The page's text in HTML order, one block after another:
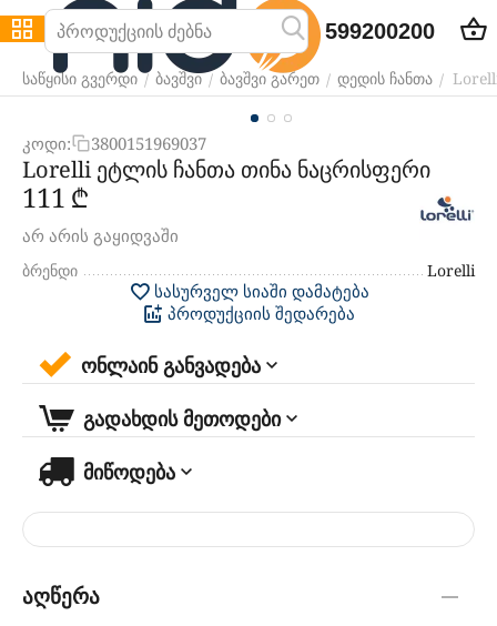
599200200
საწყისი გვერდი / ბავშვი / ბავშვი გარეთ / დედის ჩანთა /
კოდი: 3800151969037
Lorelli ეტლის ჩანთა თინა ნაცრისფერი
‍111‍ ₾
არ არის გაყიდვაში
ბრენდი Lorelli
სასურველ სიაში დამატება
პროდუქციის შედარება
ონლაინ განვადება
გადახდის მეთოდები
მიწოდება
აღწერა